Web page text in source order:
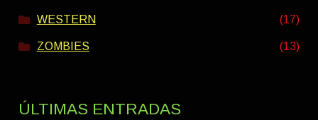
WESTERN (17)
ZOMBIES (13)
ÚLTIMAS ENTRADAS